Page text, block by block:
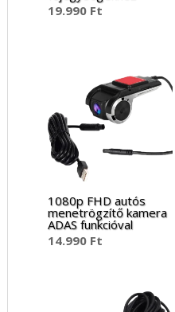
19.990 Ft
1080p FHD autós
menetrögzítő kamera
ADAS funkcióval
14.990 Ft